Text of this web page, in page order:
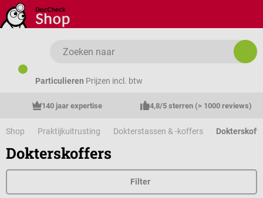
Ga naar de hoofdinhoud
Particulieren Prijzen incl. btw
140 jaar expertise 4,8/5 sterren (> 1000 reviews)
Shop Praktijkuitrusting Dokterstassen & -koffers
Dokterskoffers
Filter